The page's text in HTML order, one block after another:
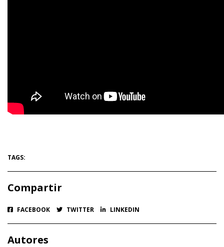
TAGS:
Compartir
FACEBOOK TWITTER LINKEDIN
Autores